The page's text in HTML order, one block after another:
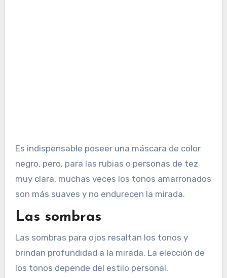
Es indispensable poseer una máscara de color
negro, pero, para las rubias o personas de tez
muy clara, muchas veces los tonos amarronados
son más suaves y no endurecen la mirada.
Las sombras
Las sombras para ojos resaltan los tonos y
brindan profundidad a la mirada. La elección de
los tonos depende del estilo personal.